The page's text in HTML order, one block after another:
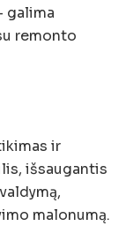
galima
remonto
ir
išsaugantis
malonumą.